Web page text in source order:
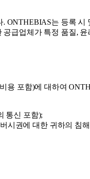
는 등록 시
급업체가 특정 품질,
용 포함)에 대하여
통신 포함);
시권에 대한 귀하의 침